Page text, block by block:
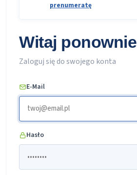
prenumeratę
Witaj ponownie
Zaloguj się do swojego konta
E-Mail
Hasło